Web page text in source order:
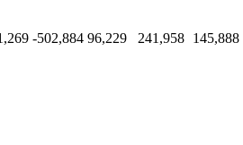
-502,884 96,229 241,958 145,888